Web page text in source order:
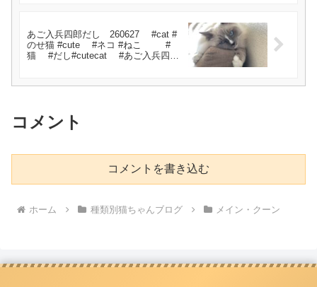
あご入兵四郎だし 260627 #cat #
のせ猫 #cute #ネコ #ねこ #
猫 #だし#cutecat #あご入兵四郎
コメント
コメントを書き込む
ホーム 種類別猫ちゃんブログ メイン・クーン